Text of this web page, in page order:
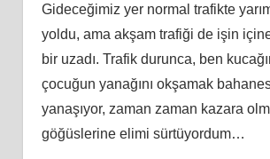
Gideceğimiz yer normal trafikte
yoldu, ama akşam trafiği de işin
bir uzadı. Trafik durunca, ben
çocuğun yanağını okşamak
yanaşıyor, zaman zaman kazara
göğüslerine elimi sürtüyordum…